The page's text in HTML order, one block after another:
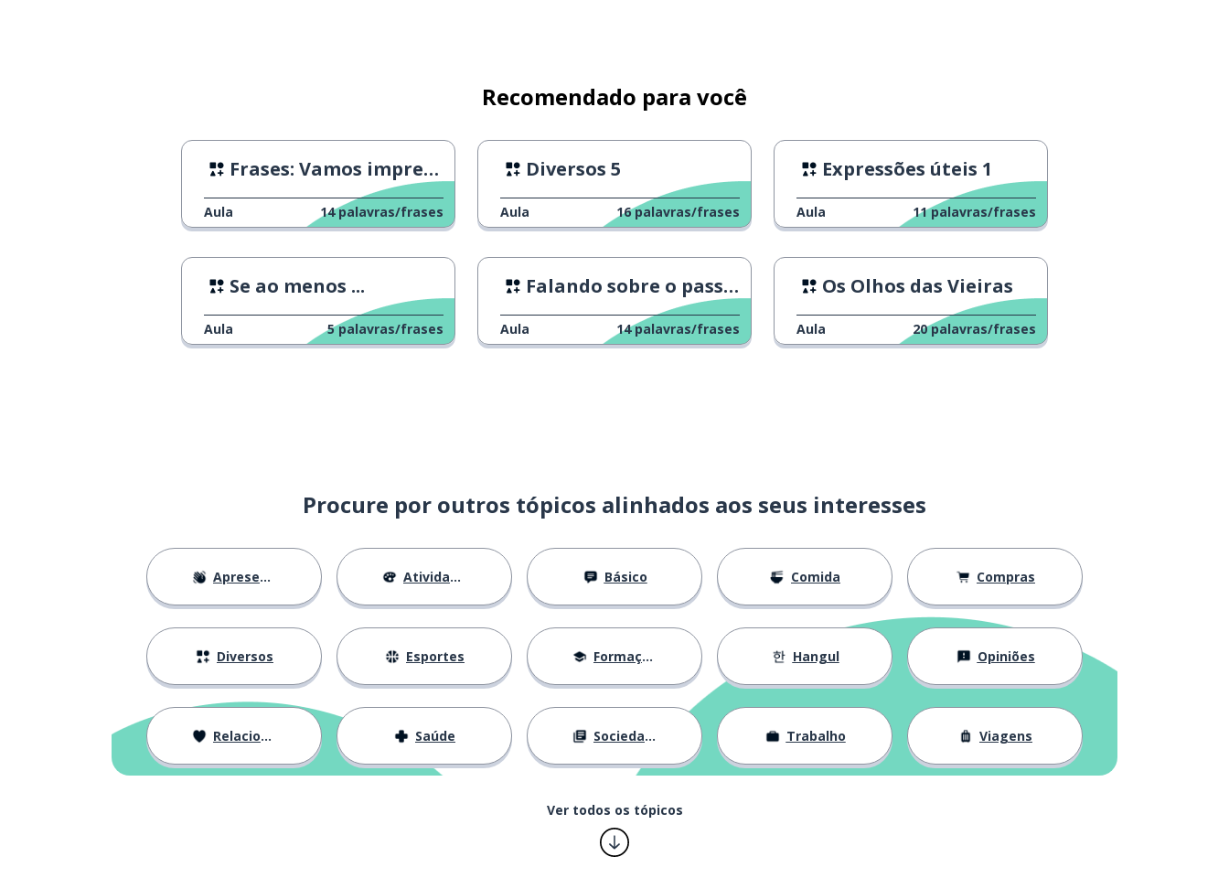
esperar; ter expectativas (de ...)
Recomendado para você
Frases: Vamos impressioná-los! 1
Aula 14 palavras/frases
Diversos 5
Aula 16 palavras/frases
Expressões úteis 1
Aula 11 palavras/frases
Se ao menos ...
Aula 5 palavras/frases
Falando sobre o passado
Aula 14 palavras/frases
Os Olhos das Vieiras
Aula 20 palavras/frases
Procure por outros tópicos alinhados aos seus interesses
Apresentações Atividades Básico Comida Compras
Diversos Esportes Formação Hangul Opiniões
Relacionamentos Saúde Sociedade Trabalho Viagens
Ver todos os tópicos